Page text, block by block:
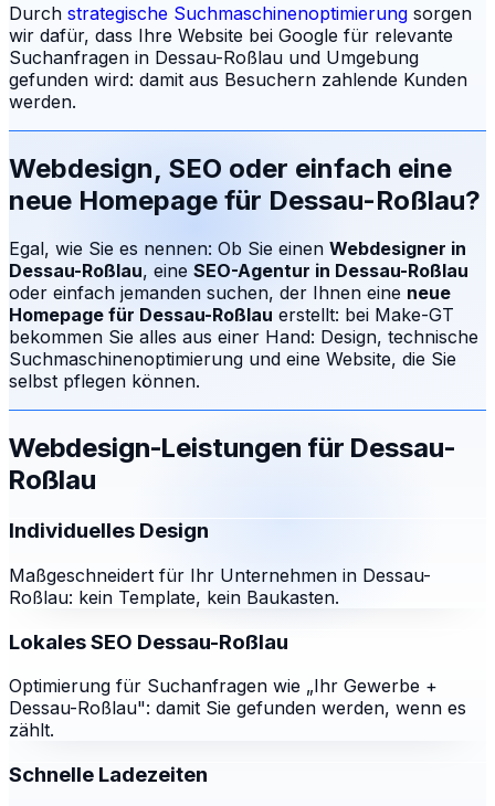
Durch strategische Suchmaschinenoptimierung sorgen
wir dafür, dass Ihre Website bei Google für relevante
Suchanfragen in Dessau-Roßlau und Umgebung
gefunden wird: damit aus Besuchern zahlende Kunden
werden.
Webdesign, SEO oder einfach eine
neue Homepage für Dessau-Roßlau?
Egal, wie Sie es nennen: Ob Sie einen Webdesigner in
Dessau-Roßlau, eine SEO-Agentur in Dessau-Roßlau
oder einfach jemanden suchen, der Ihnen eine neue
Homepage für Dessau-Roßlau erstellt: bei Make-GT
bekommen Sie alles aus einer Hand: Design, technische
Suchmaschinenoptimierung und eine Website, die Sie
selbst pflegen können.
Webdesign-Leistungen für Dessau-
Roßlau
Individuelles Design
Maßgeschneidert für Ihr Unternehmen in Dessau-
Roßlau: kein Template, kein Baukasten.
Lokales SEO Dessau-Roßlau
Optimierung für Suchanfragen wie „Ihr Gewerbe +
Dessau-Roßlau": damit Sie gefunden werden, wenn es
zählt.
Schnelle Ladezeiten